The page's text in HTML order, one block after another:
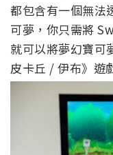
都包含有一個無法
可夢，你只需將
就可以將夢幻寶
皮卡丘 / 伊布》遊